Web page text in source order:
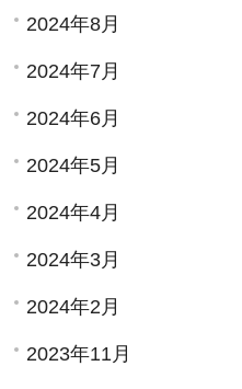
2024年8月
2024年7月
2024年6月
2024年5月
2024年4月
2024年3月
2024年2月
2023年11月